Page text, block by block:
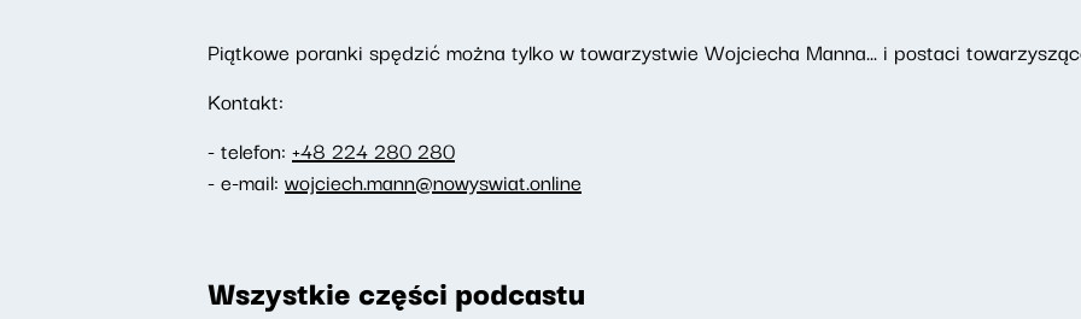
Piątkowe poranki spędzić można tylko w towarzystwie Wojciecha Manna... i postaci
Kontakt:
- telefon: +48 224 280 280
- e-mail: wojciech.mann@nowyswiat.online
Wszystkie części podcastu